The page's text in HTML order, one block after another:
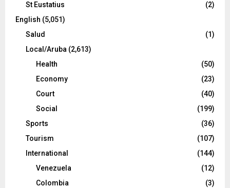
St Eustatius
(2)
English (5,051)
Salud
(1)
Local/Aruba (2,613)
Health
(50)
Economy
(23)
Court
(40)
Social
(199)
Sports
(36)
Tourism
(107)
International
(144)
Venezuela
(12)
Colombia
(3)